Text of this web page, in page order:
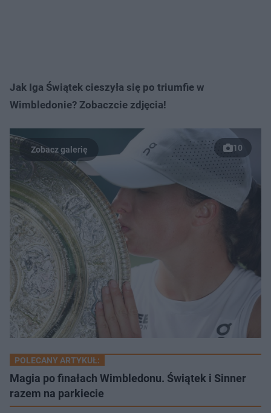
Jak Iga Świątek cieszyła się po triumfie w
Wimbledonie? Zobaczcie zdjęcia!
10
POLECANY ARTYKUŁ:
Magia po finałach Wimbledonu. Świątek i Sinner
razem na parkiecie